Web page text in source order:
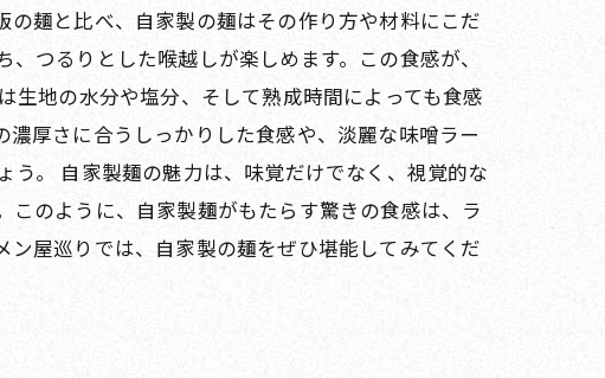
麺と比べ、自家製の麺はその作り方や材料にこだ
つるりとした喉越しが楽しめます。この食感が、
生地の水分や塩分、そして熟成時間によっても食感
厚さに合うしっかりした食感や、淡麗な味噌ラー
。 自家製麺の魅力は、味覚だけでなく、視覚的な
のように、自家製麺がもたらす驚きの食感は、ラ
屋巡りでは、自家製の麺をぜひ堪能してみてくだ